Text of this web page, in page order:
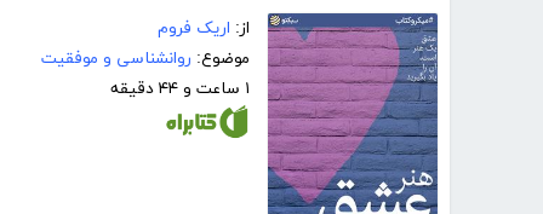
از: اریک فروم
موضوع: روانشناسی و موفقیت
۱ ساعت و ۴۴ دقیقه